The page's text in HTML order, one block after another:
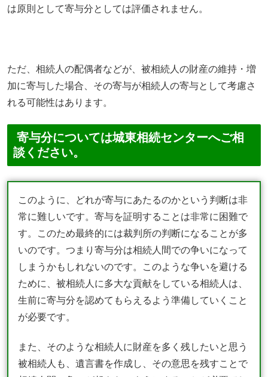
は原則として寄与分としては評価されません。
ただ、相続人の配偶者などが、被相続人の財産の維持・増
加に寄与した場合、その寄与が相続人の寄与として考慮さ
れる可能性はあります。
寄与分については城東相続センターへご相
談ください。
このように、どれが寄与にあたるのかという判断は非
常に難しいです。寄与を証明することは非常に困難で
す。このため最終的には裁判所の判断になることが多
いのです。つまり寄与分は相続人間での争いになって
しまうかもしれないのです。このような争いを避ける
ために、被相続人に多大な貢献をしている相続人は、
生前に寄与分を認めてもらえるよう準備していくこと
が必要です。
また、そのような相続人に財産を多く残したいと思う
被相続人も、遺言書を作成し、その意思を残すことで